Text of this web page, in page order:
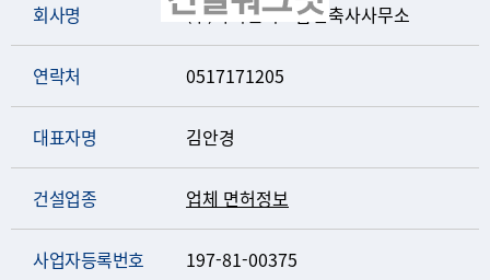
회사명 (주)아이엔지그룹건축사사무소
연락처 0517171205
대표자명 김안경
건설업종 업체 면허정보
사업자등록번호 197-81-00375